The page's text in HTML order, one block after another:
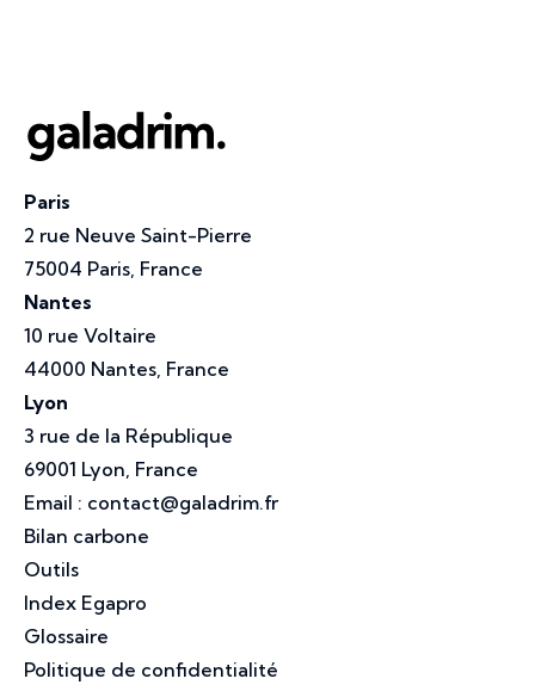
Paris
2 rue Neuve Saint-Pierre
75004 Paris, France
Nantes
10 rue Voltaire
44000 Nantes, France
Lyon
3 rue de la République
69001 Lyon, France
Email : contact@galadrim.fr
Bilan carbone
Outils
Index Egapro
Glossaire
Politique de confidentialité